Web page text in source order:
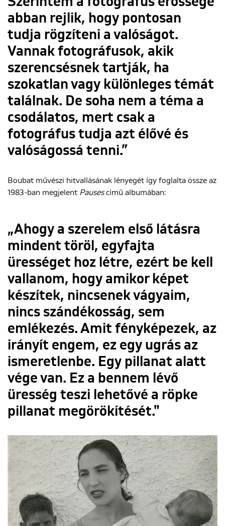
abban rejlik, hogy pontosan
tudja rögzíteni a valóságot.
Vannak fotográfusok, akik
szerencsésnek tartják, ha
szokatlan vagy különleges témát
találnak. De soha nem a téma a
csodálatos, mert csak a
fotográfus tudja azt élővé és
valóságossá tenni.”
Boubat művészi hitvallásának lényegét így foglalta össze az
1983-ban megjelent Pausescímű albumában:
„Ahogy a szerelem első látásra
mindent töröl, egyfajta
ürességet hoz létre, ezért be kell
vallanom, hogy amikor képet
készítek, nincsenek vágyaim,
nincs szándékosság, sem
emlékezés. Amit fényképezek, az
irányít engem, ez egy ugrás az
ismeretlenbe. Egy pillanat alatt
vége van. Ez a bennem lévő
üresség teszi lehetővé a röpke
pillanat megörökítését."